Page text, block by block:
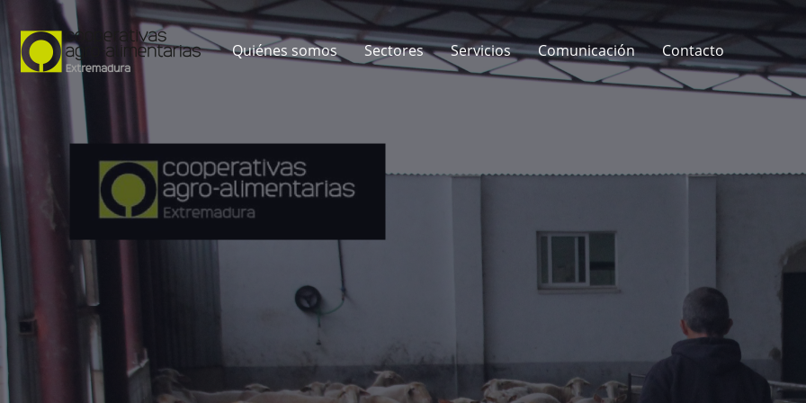
Quiénes somos Sectores Servicios Comunicación Contacto